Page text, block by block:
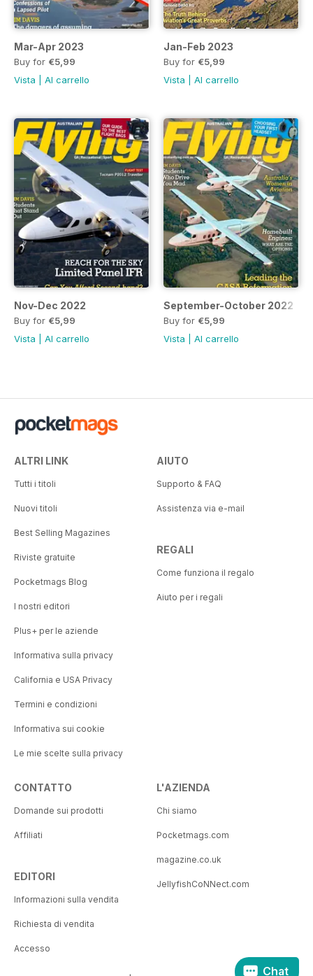
Mar-Apr 2023
Buy for €5,99
Vista
Al carrello
Jan-Feb 2023
Buy for €5,99
Vista
Al carrello
Nov-Dec 2022
Buy for €5,99
Vista
Al carrello
September-October 2022
Buy for €5,99
Vista
Al carrello
ALTRI LINK
Tutti i titoli
Nuovi titoli
Best Selling Magazines
Riviste gratuite
Pocketmags Blog
I nostri editori
Plus+ per le aziende
Informativa sulla privacy
California e USA Privacy
Termini e condizioni
Informativa sui cookie
Le mie scelte sulla privacy
AIUTO
Supporto & FAQ
Assistenza via e-mail
REGALI
Come funziona il regalo
Aiuto per i regali
CONTATTO
Domande sui prodotti
Affiliati
EDITORI
Informazioni sulla vendita
Richiesta di vendita
Accesso
L'AZIENDA
Chi siamo
Pocketmags.com
magazine.co.uk
JellyfishCoNNect.com
Chat